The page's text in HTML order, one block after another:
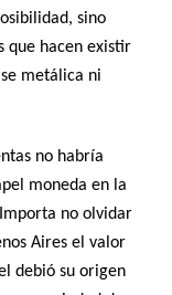
sino
que hacen existir
metálica ni
no habría
moneda en la
no olvidar
Aires el valor
debió su origen